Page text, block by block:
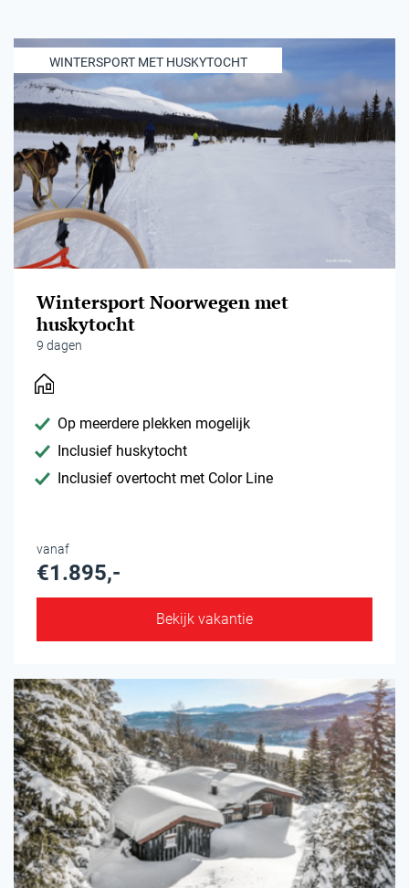
WINTERSPORT MET HUSKYTOCHT
Wintersport Noorwegen met
huskytocht
9 dagen
Op meerdere plekken mogelijk
Inclusief huskytocht
Inclusief overtocht met Color Line
vanaf
€1.895,-
Bekijk vakantie